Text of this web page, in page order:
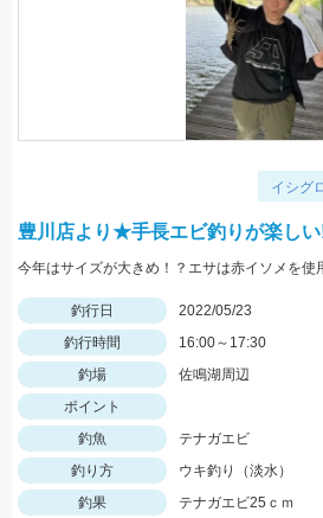
イシグ
豊川店より★手長エビ釣りが楽し
釣行日
2022/05/23
釣行時間
16:00～17:30
釣場
佐鳴湖周辺
ポイント
釣魚
テナガエビ
釣り方
ウキ釣り（淡水）
釣果
テナガエビ25ｃｍ